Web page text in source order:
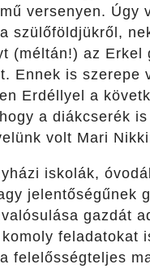
versenyen.
szülőföldjükről,
(méltán!) az
Ennek is szerepe
Erdéllyel a
a diákcserék
volt Mari
iskolák,
jelentőségűnek
gazdát
feladatokat
felelősségteljes